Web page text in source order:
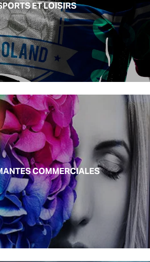
ET LOISIRS
COMMERCIALES